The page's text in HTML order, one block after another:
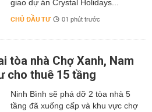
giao dự án Crystal Holidays...
CHỦ ĐẦU TƯ 01 phút trước
tòa nhà Chợ Xanh, Nam
cho thuê 15 tầng
Ninh Bình sẽ phá dỡ 2 tòa nhà 5
tầng đã xuống cấp và khu vực chợ